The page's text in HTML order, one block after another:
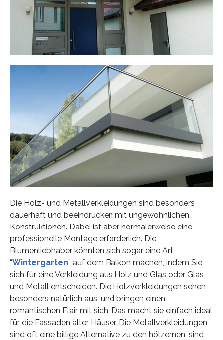
Die Holz- und Metallverkleidungen sind besonders
dauerhaft und beeindrucken mit ungewöhnlichen
Konstruktionen. Dabei ist aber normalerweise eine
professionelle Montage erforderlich. Die
Blumenliebhaber könnten sich sogar eine Art
“Wintergarten” auf dem Balkon machen, indem Sie
sich für eine Verkleidung aus Holz und Glas oder Glas
und Metall entscheiden. Die Holzverkleidungen sehen
besonders natürlich aus, und bringen einen
romantischen Flair mit sich. Das macht sie einfach ideal
für die Fassaden älter Häuser. Die Metallverkleidungen
sind oft eine billige Alternative zu den hölzernen, sind